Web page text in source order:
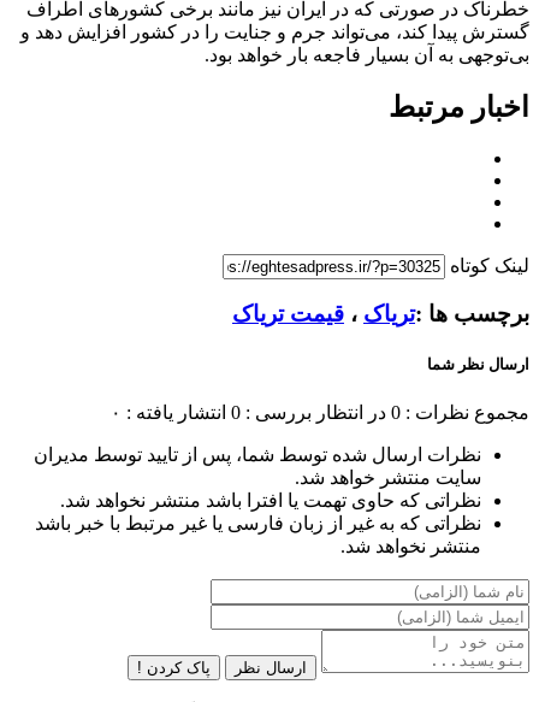
خطرناک در صورتی که در ایران نیز مانند برخی کشورهای اطراف
گسترش پیدا کند، می‌تواند جرم و جنایت را در کشور افزایش دهد و
بی‌توجهی به آن بسیار فاجعه بار خواهد بود.
اخبار مرتبط
لینک کوتاه
برچسب ها :تریاک ، قیمت تریاک
ارسال نظر شما
مجموع نظرات : 0 در انتظار بررسی : 0 انتشار یافته : ۰
نظرات ارسال شده توسط شما، پس از تایید توسط مدیران
سایت منتشر خواهد شد.
نظراتی که حاوی تهمت یا افترا باشد منتشر نخواهد شد.
نظراتی که به غیر از زبان فارسی یا غیر مرتبط با خبر باشد
منتشر نخواهد شد.
ارسال نظر پاک کردن !